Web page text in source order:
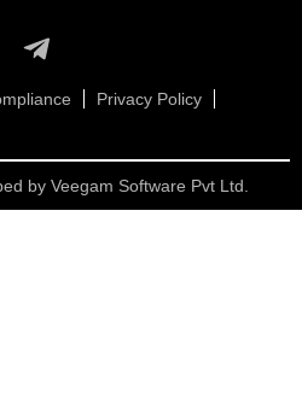
Privacy Policy
by Veegam Software Pvt Ltd.